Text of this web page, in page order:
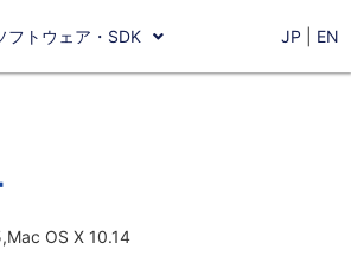
フトウェア・SDK JP EN
OS X 10.14